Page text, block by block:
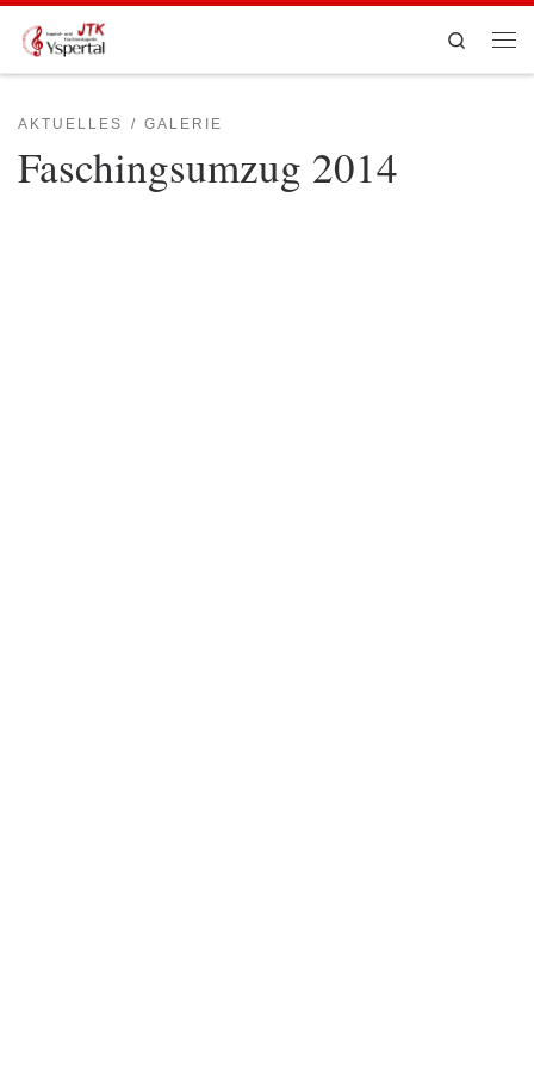
Zum Inhalt springen
Search
AKTUELLES GALERIE
Faschingsumzug 2014